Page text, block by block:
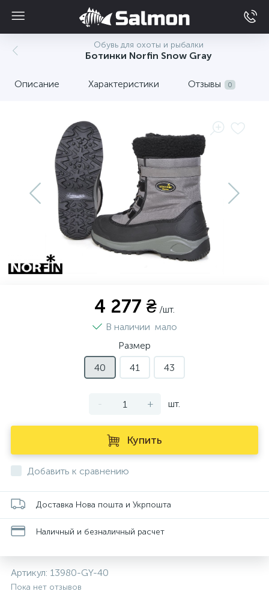
Обувь для охоты и рыбалки
Ботинки Norfin Snow Gray
Описание Характеристики Отзывы 0
4 277 ₴ /шт.
В наличии мало
Размер
40
41 43
- + шт.
Купить
Добавить к сравнению
Доставка Нова пошта и Укрпошта
Наличный и безналичный расчет
Артикул: 13980-GY-40
Пока нет отзывов